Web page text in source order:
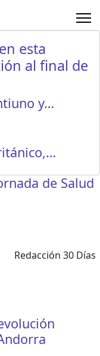
esta
al final de
y…
de Salud
Redacción 30 Días